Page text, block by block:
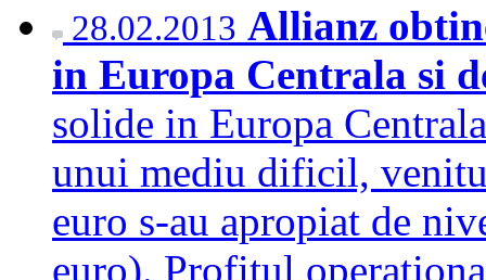
28.02.2013 Allianz
in Europa Centrala si
solide in Europa
unui mediu dificil,
euro s-au apropiat de
euro). Profitul